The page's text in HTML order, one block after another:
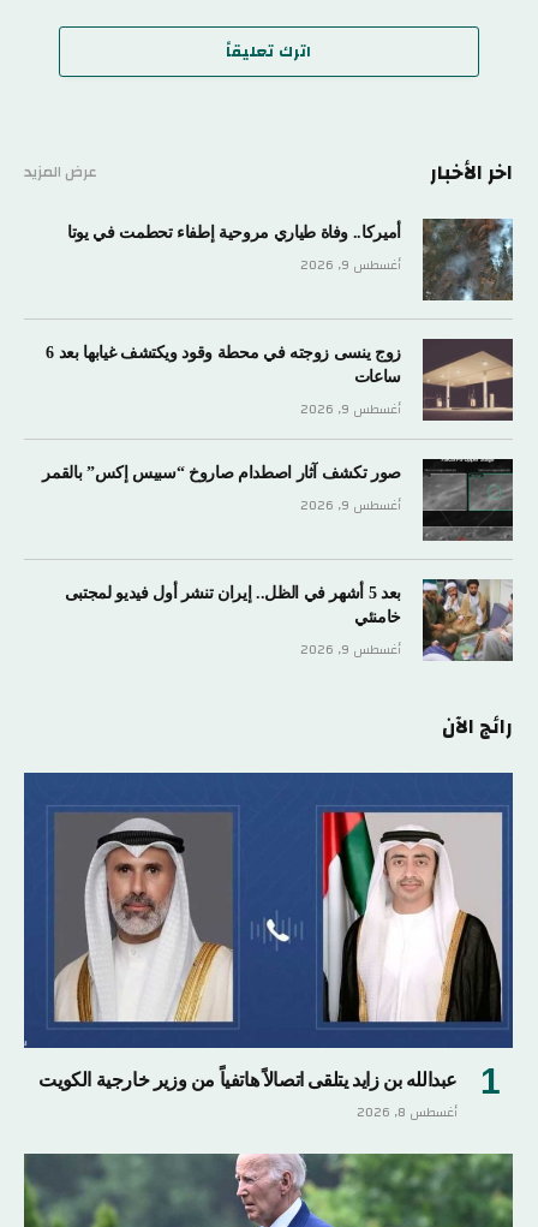
اترك تعليقاً
اخر الأخبار عرض المزيد
أميركا.. وفاة طياري مروحية إطفاء تحطمت في يوتا
أغسطس 9, 2026
زوج ينسى زوجته في محطة وقود ويكتشف غيابها بعد 6
ساعات
أغسطس 9, 2026
صور تكشف آثار اصطدام صاروخ “سبيس إكس” بالقمر
أغسطس 9, 2026
بعد 5 أشهر في الظل.. إيران تنشر أول فيديو لمجتبى
خامنئي
أغسطس 9, 2026
رائج الآن
عبدالله بن زايد يتلقى اتصالاً هاتفياً من وزير خارجية الكويت
أغسطس 8, 2026